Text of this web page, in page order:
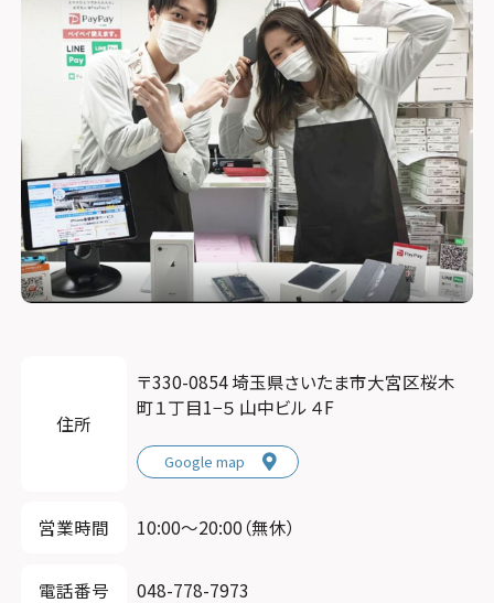
住所
〒330-0854 埼玉県さいたま市大宮区桜木
町１丁目1−５ 山中ビル ４F
Google map
営業時間 10:00〜20:00（無休）
電話番号 048-778-7973